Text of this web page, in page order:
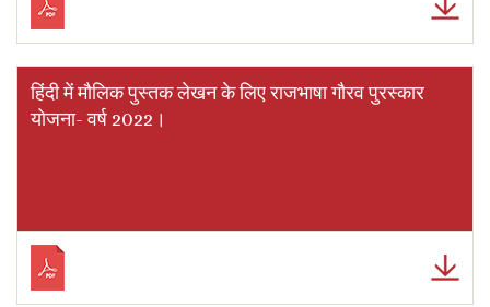
हिंदी में मौलिक पुस्तक लेखन के लिए राजभाषा गौरव पुरस्कार
योजना- वर्ष 2022।